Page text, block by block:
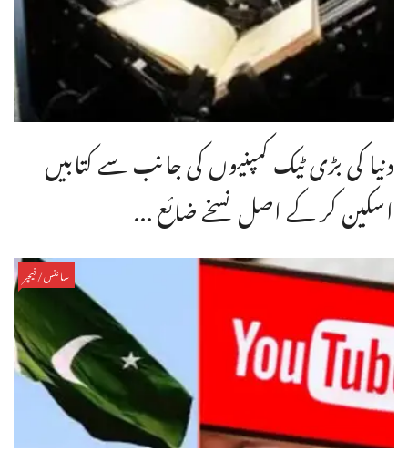
دنیا کی بڑی ٹیک کمپنیوں کی جانب سے کتابیں
اسکین کر کے اصل نسخے ضائع ...
سائنس/فیچر